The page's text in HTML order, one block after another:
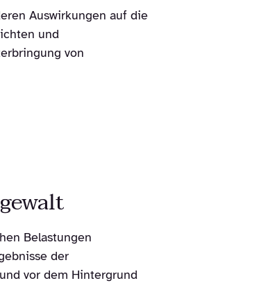
Auswirkungen auf die
und
von
Belastungen
der
vor dem Hintergrund